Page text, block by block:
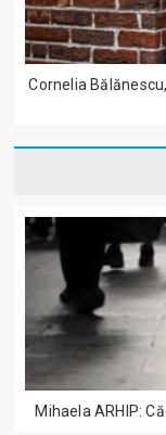
Cornelia
Mihaela ARHIP: